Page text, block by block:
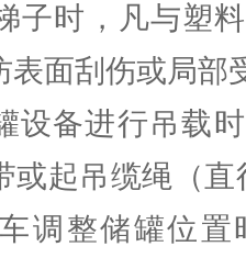
子时，凡与塑
表面刮伤或局部
设备进行吊载
或起吊缆绳（
调整储罐位